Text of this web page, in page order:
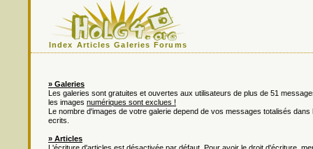
Index Articles Galeries Forums
» Galeries
Les galeries sont gratuites et ouvertes aux utilisateurs de plus de 51
les images numériques sont exclues !
Le nombre d'images de votre galerie depend de vos messages totalisés
ecrits.
» Articles